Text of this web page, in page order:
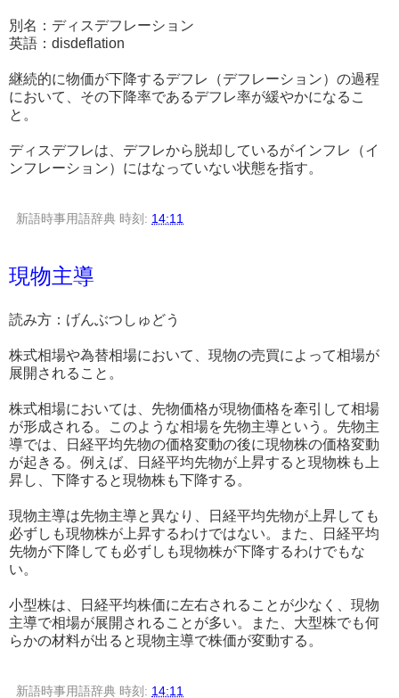
別名：ディスデフレーション
英語：disdeflation
継続的に物価が下降するデフレ（デフレーション）の過程
において、その下降率であるデフレ率が緩やかになるこ
と。
ディスデフレは、デフレから脱却しているがインフレ（イ
ンフレーション）にはなっていない状態を指す。
新語時事用語辞典 時刻: 14:11
現物主導
読み方：げんぶつしゅどう
株式相場や為替相場において、現物の売買によって相場が
展開されること。
株式相場においては、先物価格が現物価格を牽引して相場
が形成される。このような相場を先物主導という。先物主
導では、日経平均先物の価格変動の後に現物株の価格変動
が起きる。例えば、日経平均先物が上昇すると現物株も上
昇し、下降すると現物株も下降する。
現物主導は先物主導と異なり、日経平均先物が上昇しても
必ずしも現物株が上昇するわけではない。また、日経平均
先物が下降しても必ずしも現物株が下降するわけでもな
い。
小型株は、日経平均株価に左右されることが少なく、現物
主導で相場が展開されることが多い。また、大型株でも何
らかの材料が出ると現物主導で株価が変動する。
新語時事用語辞典 時刻: 14:11